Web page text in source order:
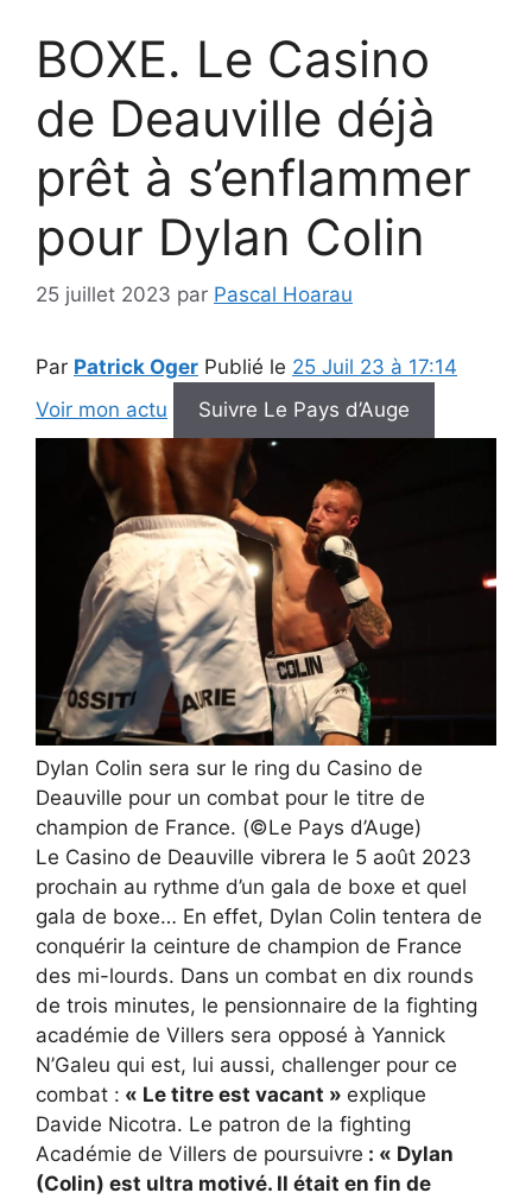
BOXE. Le Casino
de Deauville déjà
prêt à s’enflammer
pour Dylan Colin
25 juillet 2023 par Pascal Hoarau
Par Patrick Oger Publié le 25 Juil 23 à 17:14
Voir mon actu
Suivre Le Pays d’Auge
Dylan Colin sera sur le ring du Casino de
Deauville pour un combat pour le titre de
champion de France. (©Le Pays d’Auge)
Le Casino de Deauville vibrera le 5 août 2023
prochain au rythme d’un gala de boxe et quel
gala de boxe… En effet, Dylan Colin tentera de
conquérir la ceinture de champion de France
des mi-lourds. Dans un combat en dix rounds
de trois minutes, le pensionnaire de la fighting
académie de Villers sera opposé à Yannick
N’Galeu qui est, lui aussi, challenger pour ce
combat : « Le titre est vacant » explique
Davide Nicotra. Le patron de la fighting
Académie de Villers de poursuivre : « Dylan
(Colin) est ultra motivé. Il était en fin de